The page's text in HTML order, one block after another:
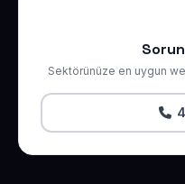
Sektörünüze en uygun